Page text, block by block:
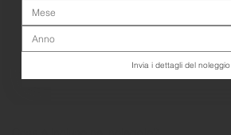
Invia i dettagli del noleggio